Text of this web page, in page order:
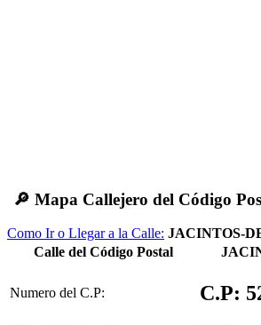
🔎 Mapa Callejero del Código
Como Ir o Llegar a la Calle: JACINTOS-
Calle del Código Postal
Numero del C.P: C.P: